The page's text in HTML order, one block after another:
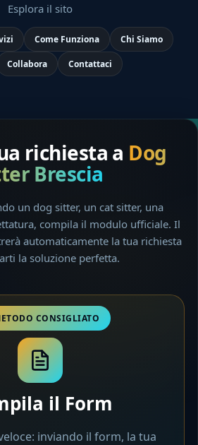
Esplora il sito
Come Funziona Chi Siamo
Collabora Contattaci
richiesta a Dog
Brescia
un dog sitter, un cat sitter, una
compila il modulo ufficiale. Il
automaticamente la tua richiesta
la soluzione perfetta.
il Form
inviando il form, la tua